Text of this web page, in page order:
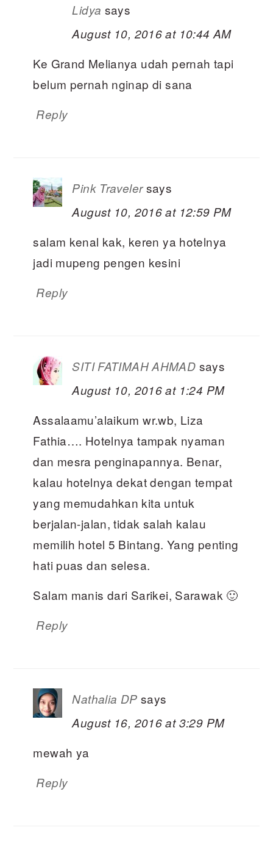
Lidya says
August 10, 2016 at 10:44 AM
Ke Grand Melianya udah pernah tapi
belum pernah nginap di sana
Reply
Pink Traveler says
August 10, 2016 at 12:59 PM
salam kenal kak, keren ya hotelnya
jadi mupeng pengen kesini
Reply
SITI FATIMAH AHMAD says
August 10, 2016 at 1:24 PM
Assalaamu’alaikum wr.wb, Liza
Fathia…. Hotelnya tampak nyaman
dan mesra penginapannya. Benar,
kalau hotelnya dekat dengan tempat
yang memudahkan kita untuk
berjalan-jalan, tidak salah kalau
memilih hotel 5 Bintang. Yang penting
hati puas dan selesa.
Salam manis dari Sarikei, Sarawak 🙂
Reply
Nathalia DP says
August 16, 2016 at 3:29 PM
mewah ya
Reply